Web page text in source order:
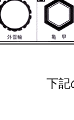
下記